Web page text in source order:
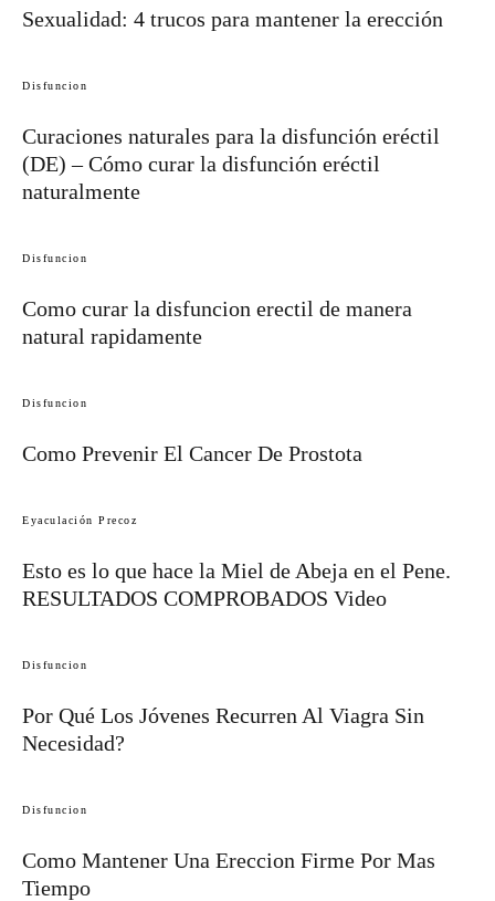
Sexualidad: 4 trucos para mantener la erección
Disfuncion
Curaciones naturales para la disfunción eréctil
(DE) – Cómo curar la disfunción eréctil
naturalmente
Disfuncion
Como curar la disfuncion erectil de manera
natural rapidamente
Disfuncion
Como Prevenir El Cancer De Prostota
Eyaculación Precoz
Esto es lo que hace la Miel de Abeja en el Pene.
RESULTADOS COMPROBADOS Video
Disfuncion
Por Qué Los Jóvenes Recurren Al Viagra Sin
Necesidad?
Disfuncion
Como Mantener Una Ereccion Firme Por Mas
Tiempo